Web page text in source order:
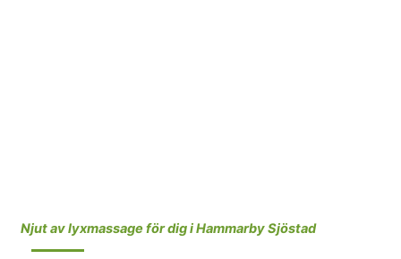
Njut av lyxmassage för dig i Hammarby Sjöstad